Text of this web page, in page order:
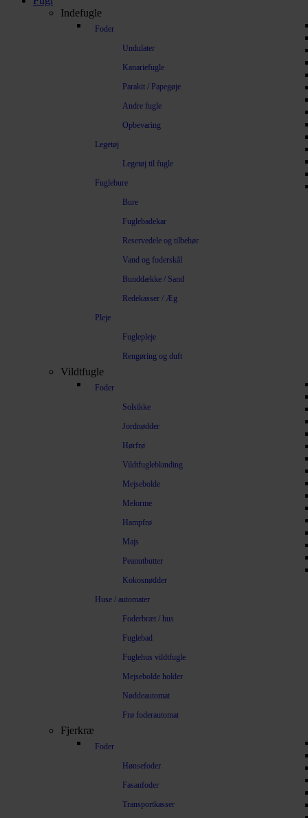
Indefugle
Foder
Undulater
Kanariefugle
Parakit / Papegøje
Andre fugle
Opbevaring
Legetøj
Legetøj til fugle
Fuglebure
Bure
Fuglebadekar
Reservedele og tilbehør
Vand og foderskål
Bunddække / Sand
Redekasser / Æg
Pleje
Fuglepleje
Rengøring og duft
Vildtfugle
Foder
Solsikke
Jordnødder
Hørfrø
Vildtfugleblanding
Mejsebolde
Melorme
Hampfrø
Majs
Peanutbutter
Kokosnødder
Huse / automater
Foderbræt / hus
Fuglebad
Fuglehus vildtfugle
Mejsebolde holder
Nøddeautomat
Frø foderautomat
Fjerkræ
Foder
Hønsefoder
Fasanfoder
Transportkasser